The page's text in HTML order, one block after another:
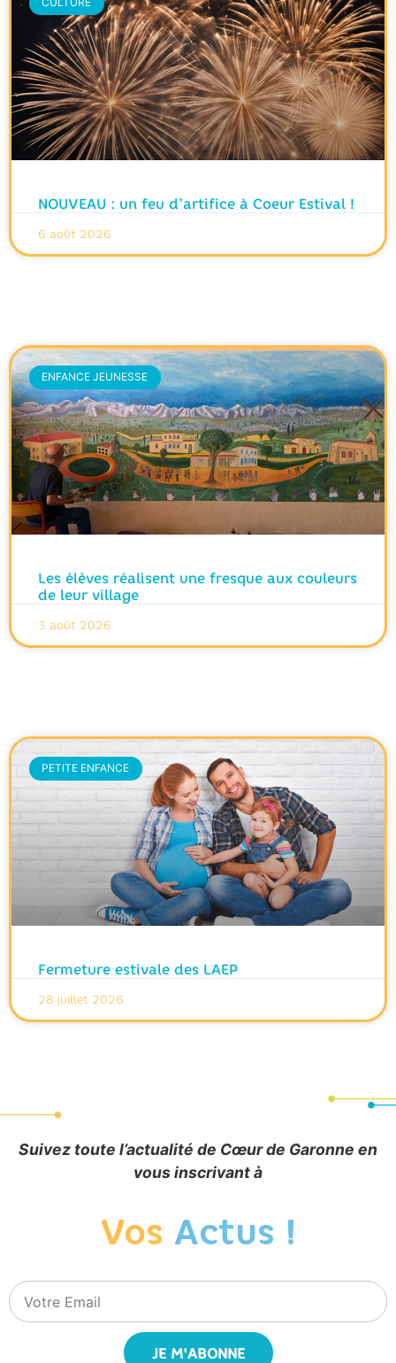
NOUVEAU : un feu d’artifice à Coeur Estival !
6 août 2026
ENFANCE JEUNESSE
Les élèves réalisent une fresque aux couleurs
de leur village
3 août 2026
PETITE ENFANCE
Fermeture estivale des LAEP
28 juillet 2026
Suivez toute l’actualité de Cœur de Garonne en
vous inscrivant à
Vos Actus !
JE M'ABONNE